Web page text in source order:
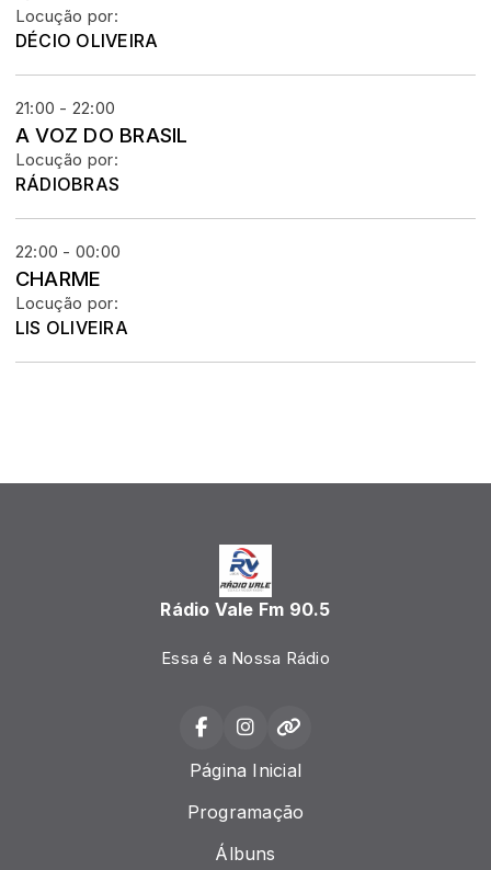
Locução por:
DÉCIO OLIVEIRA
21:00 - 22:00
A VOZ DO BRASIL
Locução por:
RÁDIOBRAS
22:00 - 00:00
CHARME
Locução por:
LIS OLIVEIRA
Rádio Vale Fm 90.5
Essa é a Nossa Rádio
Página Inicial
Programação
Álbuns